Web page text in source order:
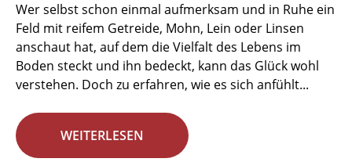
Wer selbst schon einmal aufmerksam und in Ruhe ein
Feld mit reifem Getreide, Mohn, Lein oder Linsen
anschaut hat, auf dem die Vielfalt des Lebens im
Boden steckt und ihn bedeckt, kann das Glück wohl
verstehen. Doch zu erfahren, wie es sich anfühlt...
WEITERLESEN